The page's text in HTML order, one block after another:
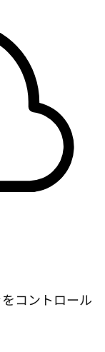
コントロール